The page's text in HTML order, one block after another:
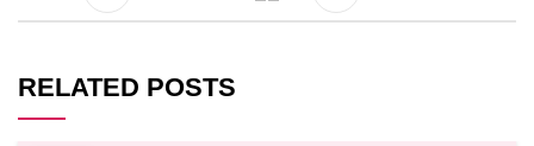
RELATED POSTS